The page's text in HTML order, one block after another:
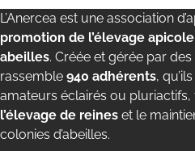
L’Anercea est une association
promotion de l’élevage apicole
abeilles. Créée et gérée par
rassemble 940 adhérents,
amateurs éclairés ou pluriactifs,
l’élevage de reines et le
colonies d’abeilles.